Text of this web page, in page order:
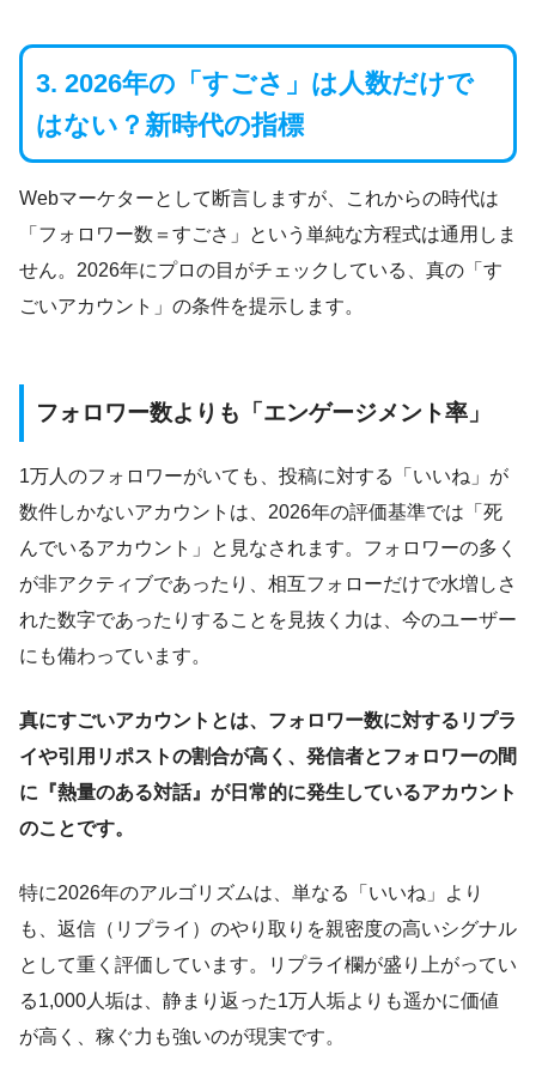
3. 2026年の「すごさ」は人数だけで
はない？新時代の指標
Webマーケターとして断言しますが、これからの時代は
「フォロワー数＝すごさ」という単純な方程式は通用しま
せん。2026年にプロの目がチェックしている、真の「す
ごいアカウント」の条件を提示します。
フォロワー数よりも「エンゲージメント率」
1万人のフォロワーがいても、投稿に対する「いいね」が
数件しかないアカウントは、2026年の評価基準では「死
んでいるアカウント」と見なされます。フォロワーの多く
が非アクティブであったり、相互フォローだけで水増しさ
れた数字であったりすることを見抜く力は、今のユーザー
にも備わっています。
真にすごいアカウントとは、フォロワー数に対するリプラ
イや引用リポストの割合が高く、発信者とフォロワーの間
に『熱量のある対話』が日常的に発生しているアカウント
のことです。
特に2026年のアルゴリズムは、単なる「いいね」より
も、返信（リプライ）のやり取りを親密度の高いシグナル
として重く評価しています。リプライ欄が盛り上がってい
る1,000人垢は、静まり返った1万人垢よりも遥かに価値
が高く、稼ぐ力も強いのが現実です。